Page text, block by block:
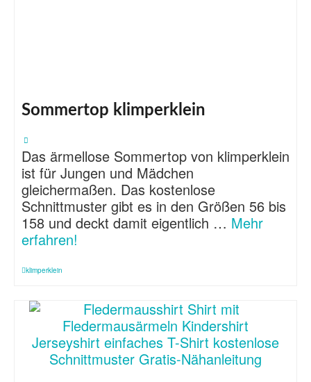
Sommertop klimperklein
Das ärmellose Sommertop von klimperklein
ist für Jungen und Mädchen
gleichermaßen. Das kostenlose
Schnittmuster gibt es in den Größen 56 bis
158 und deckt damit eigentlich … Mehr
erfahren!
klimperklein